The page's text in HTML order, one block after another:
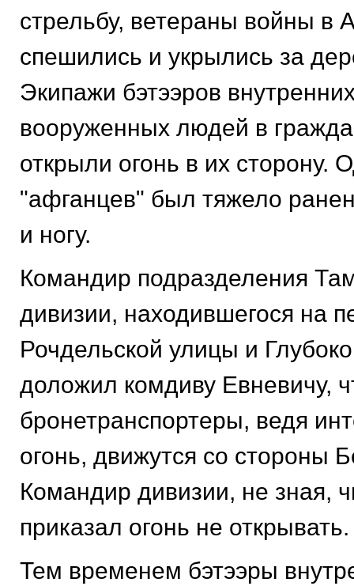
стрельбу, ветераны войны в
спешились и укрылись за
Экипажи бэтээров
вооруженных людей в
открыли огонь в их сторону.
"афганцев" был тяжело
и ногу.
Командир подразделения
дивизии, находившегося на
Рочдельской улицы и
доложил комдиву Евневичу,
бронетранспортеры, ведя
огонь, движутся со стороны
Командир дивизии, не зная,
приказал огонь не открывать.
Тем временем бэтээры